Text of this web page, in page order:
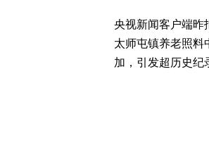
央视新闻客户端昨
太师屯镇养老照料
加，引发超历史纪